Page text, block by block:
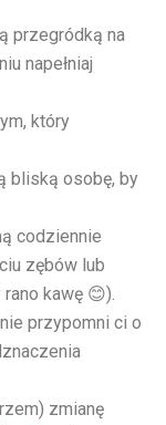
przegródką na
napełniaj
który
bliską osobę, by
codziennie
zębów lub
kawę 😊).
przypomni ci o
zmianę